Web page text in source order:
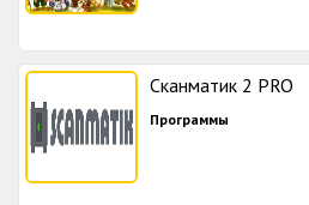
Сканматик 2 PRO
Программы